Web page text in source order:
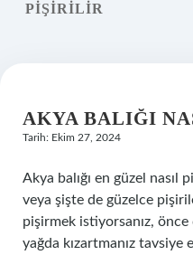
PIŞIRILIR
AKYA BALIĞI
Tarih: Ekim 27, 2024
Akya balığı en güzel nasıl
veya şişte de güzelce
pişirmek istiyorsanız,
yağda kızartmanız tavsiye